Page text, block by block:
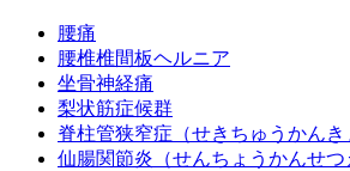
腰痛
腰椎椎間板ヘルニア
坐骨神経痛
梨状筋症候群
脊柱管狭窄症（せきちゅうかんき
仙腸関節炎（せんちょうかんせつ